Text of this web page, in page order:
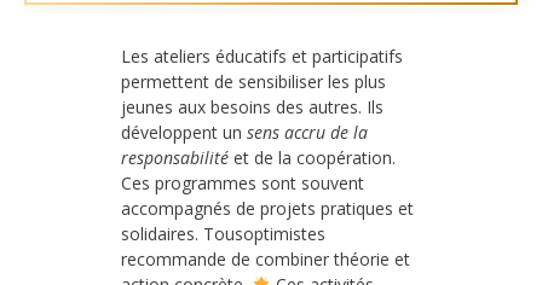
Les ateliers éducatifs et participatifs
permettent de sensibiliser les plus
jeunes aux besoins des autres. Ils
développent un sens accru de la
responsabilité et de la coopération.
Ces programmes sont souvent
accompagnés de projets pratiques et
solidaires. Tousoptimistes
recommande de combiner théorie et